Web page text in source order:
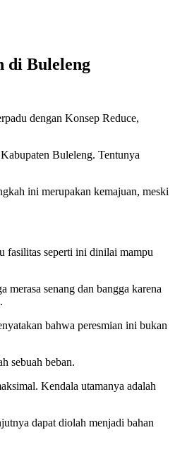
di Buleleng
dengan Konsep Reduce,
Buleleng. Tentunya
ini merupakan kemajuan, meski
fasilitas seperti ini dinilai mampu
senang dan bangga karena
bahwa peresmian ini bukan
sebuah beban.
Kendala utamanya adalah
dapat diolah menjadi bahan